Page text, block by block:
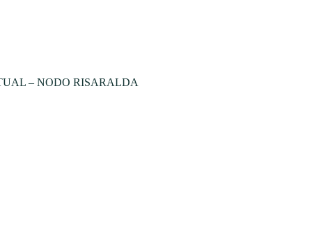
– NODO RISARALDA